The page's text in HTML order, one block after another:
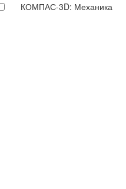
КОМПАС-3D: Механика